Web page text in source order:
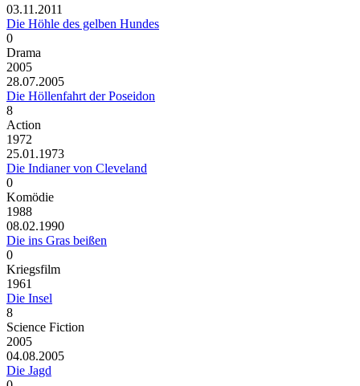
03.11.2011
Die Höhle des gelben Hundes
0
Drama
2005
28.07.2005
Die Höllenfahrt der Poseidon
8
Action
1972
25.01.1973
Die Indianer von Cleveland
0
Komödie
1988
08.02.1990
Die ins Gras beißen
0
Kriegsfilm
1961
Die Insel
8
Science Fiction
2005
04.08.2005
Die Jagd